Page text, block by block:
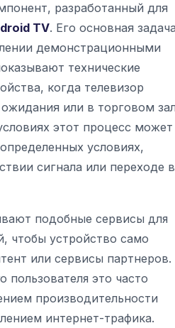
разработанный для
TV. Его основная
демонстрационными
технические
когда телевизор
или в торговом
этот процесс может
условиях,
сигнала или переходе в
подобные сервисы для
чтобы устройство само
или сервисы партнеров.
пользователя это часто
производительности
интернет-трафика.